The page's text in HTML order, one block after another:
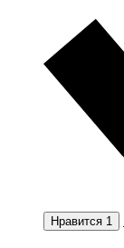
Нравится 1